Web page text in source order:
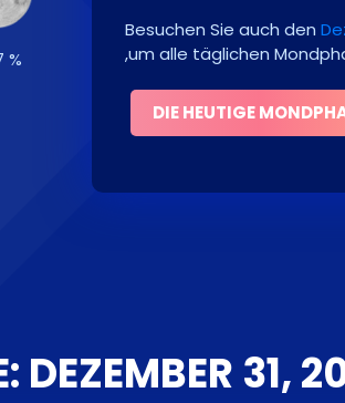
%
Besuchen Sie auch den
,um alle täglichen
DIE HEUTIGE
DEZEMBER 31,